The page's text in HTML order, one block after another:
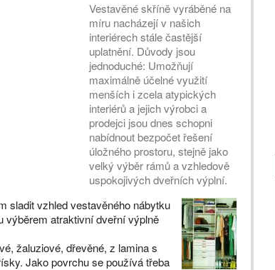
Vestavěné skříně vyráběné na
míru nacházejí v našich
interiérech stále častější
uplatnění. Důvody jsou
jednoduché: Umožňují
maximálně účelné využití
menších i zcela atypických
interiérů a jejich výrobci a
prodejci jsou dnes schopni
nabídnout bezpočet řešení
úložného prostoru, stejně jako
velký výběr rámů a vzhledově
uspokojivých dveřních výplní.
sladit vzhled vestavěného nábytku
výběrem atraktivní dveřní výplně
žaluziové, dřevěné, z lamina s
Jako povrchu se používá třeba